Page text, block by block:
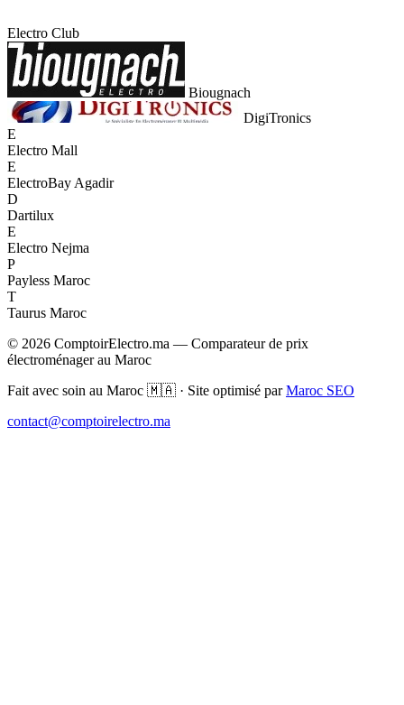
Electro Club
Biougnach
DigiTronics
E
Electro Mall
E
ElectroBay Agadir
D
Dartilux
E
Electro Nejma
P
Payless Maroc
T
Taurus Maroc
© 2026 ComptoirElectro.ma — Comparateur de prix
électroménager au Maroc
Fait avec soin au Maroc 🇲🇦 · Site optimisé parMaroc SEO
contact@comptoirelectro.ma